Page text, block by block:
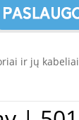
ir jų kabeliai